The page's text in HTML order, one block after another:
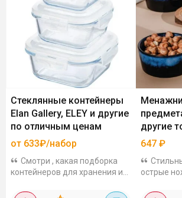
Стеклянные контейнеры
Elan Gallery, ELEY и другие
по отличным ценам
от 633₽/набор
Смотри , какая подборка
контейнеров для хранения из
Удобно, что их можно
другие
647 ₽
острые
Так